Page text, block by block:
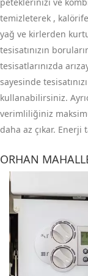
temizleterek ,
yağ ve kirlerden
tesisatınızın
tesisatlarınızda
sayesinde
kullanabilirsiniz.
verimliliğiniz
daha az çıkar.
ORHAN